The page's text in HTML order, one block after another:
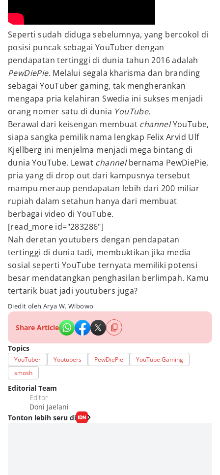
Seperti sudah diduga sebelumnya, yang bercokol di
posisi puncak sebagai YouTuber dengan
pendapatan tertinggi di dunia tahun 2016 adalah
PewDiePie. Melalui segala kharisma dan branding
sebagai YouTuber gaming, tak mengherankan
mengapa pria kelahiran Swedia ini sukses menjadi
orang nomer satu di dunia YouTube.
Berawal dari keisengan membuat channelYouTube,
siapa sangka pemilik nama lengkap Felix Arvid Ulf
Kjellberg ini menjelma menjadi mega bintang di
dunia YouTube. Lewat channelbernama PewDiePie,
pria yang di drop out dari kampusnya tersebut
mampu meraup pendapatan lebih dari 200 miliar
rupiah dalam setahun hanya dari membuat
berbagai video di YouTube.
[read_more id="283286"]
Nah deretan youtubers dengan pendapatan
tertinggi di dunia tadi, membuktikan jika media
sosial seperti YouTube ternyata memiliki potensi
besar mendatangkan penghasilan berlimpah. Kamu
tertarik buat jadi youtubers juga?
Diedit oleh Arya W. Wibowo
Share Article
Topics
YouTuber Youtubers PewDiePie
YouTube Gaming
smosh
Editorial Team
Editor
Doni Jaelani
Tonton lebih seru di